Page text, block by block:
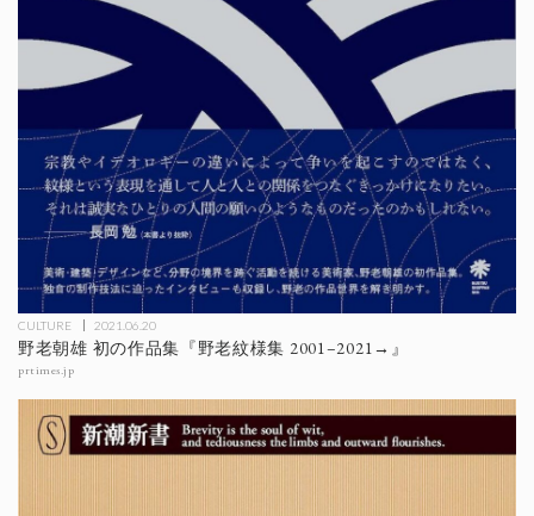
CULTURE 2021.06.20
野老朝雄 初の作品集『野老紋様集 2001–2021→』
prtimes.jp